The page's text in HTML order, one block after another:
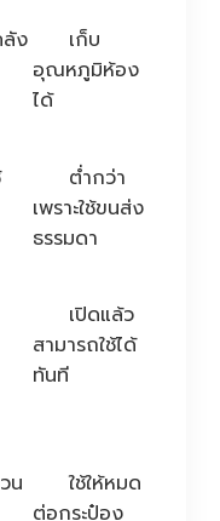
ง
เก็บ
อุณหภูมิห้อง
ได้
ต่ำกว่า
เพราะใช้ขนส่ง
ธรรมดา
เปิดแล้ว
สามารถใช้ได้
ทันที
น
ใช้ให้หมด
ต่อกระป๋อง